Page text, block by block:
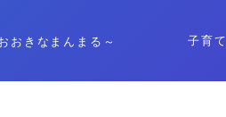
おきなまんまる～ 子育て